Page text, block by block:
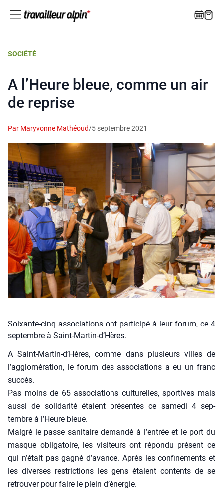
SOCIÉTÉ
A l’Heure bleue, comme un air
de reprise
Par Maryvonne Mathéoud/5 septembre 2021
Soixante-cinq associations ont participé à leur forum, ce 4
septembre à Saint-Martin-d’Hères.
A Saint-Mar­tin-d’Hères, comme dans plu­sieurs villes de
l’ag­glo­mé­ra­tion, le forum des asso­cia­tions a eu un franc
suc­cès.
Pas moins de 65 asso­cia­tions cultu­relles, spor­tives mais
aus­si de soli­da­ri­té étaient pré­sentes ce same­di 4 sep­
tembre à l’Heure bleue.
Mal­gré le passe sani­taire deman­dé à l’en­trée et le port du
masque obli­ga­toire, les visi­teurs ont répon­du pré­sent ce
qui n’é­tait pas gagné d’a­vance. Après les confi­ne­ments et
les diverses res­tric­tions les gens étaient contents de se
retrou­ver pour faire le plein d’éner­gie.